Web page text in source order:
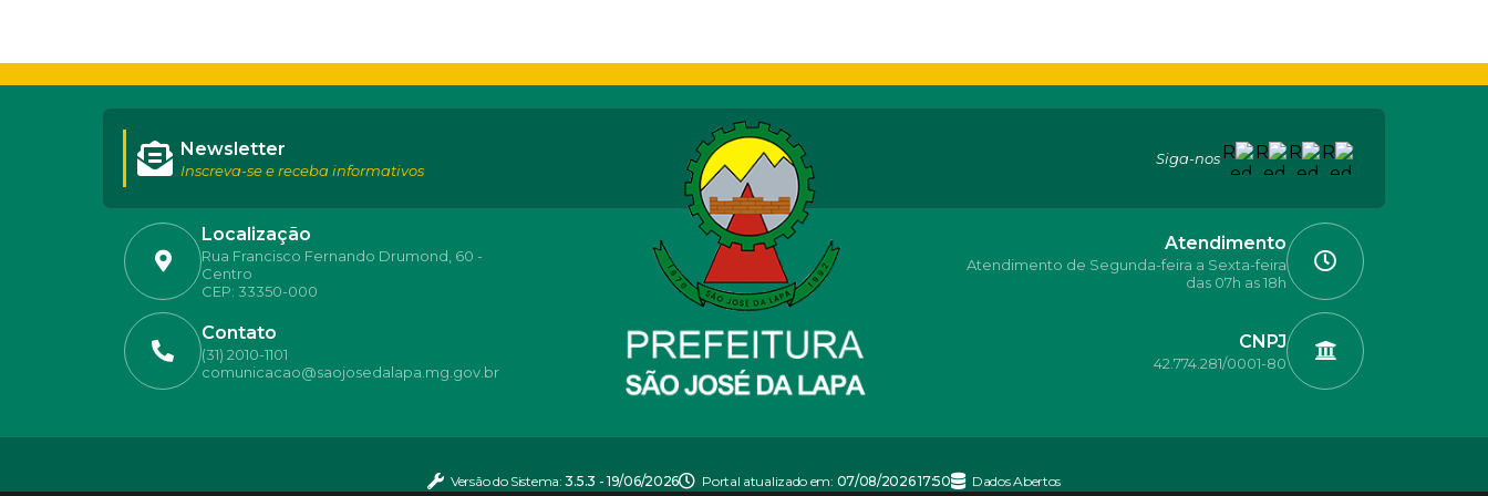
Siga-nos
Localização
Rua Francisco Fernando Drumond, 60 -
Centro
CEP: 33350-000
Contato
(31) 2010-1101
comunicacao@saojosedalapa.mg.gov.br
Atendimento
Atendimento de Segunda-feira a Sexta-feira
das 07h as 18h
CNPJ
42.774.281/0001-80
Newsletter
Inscreva-se e receba informativos
Versão do Sistema:3.5.3 - 19/06/2026 Portal atualizado em: 07/08/2026 17:50 Dados Abertos